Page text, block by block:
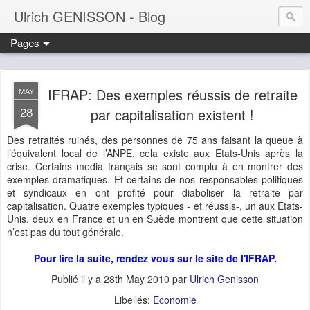
Ulrich GENISSON - Blog
Pages
MAY
28
IFRAP: Des exemples réussis de retraite
par capitalisation existent !
Des retraités ruinés, des personnes de 75 ans faisant la queue à
l’équivalent local de l’ANPE, cela existe aux Etats-Unis après la
crise. Certains media français se sont complu à en montrer des
exemples dramatiques. Et certains de nos responsables politiques
et syndicaux en ont profité pour diaboliser la retraite par
capitalisation. Quatre exemples typiques - et réussis-, un aux Etats-
Unis, deux en France et un en Suède montrent que cette situation
n’est pas du tout générale.
Pour lire la suite, rendez vous sur le site de l'IFRAP.
Publié il y a 28th May 2010 par Ulrich Genisson
Libellés: Economie